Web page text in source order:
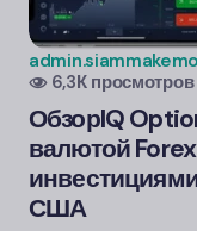
6,3К просмотров
ОбзорIQ
валютой
США